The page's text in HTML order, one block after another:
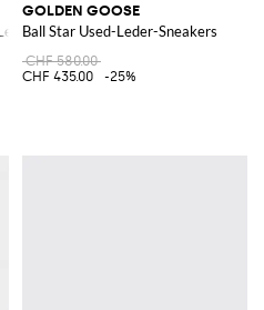
und Glitter mit Used-Effekt
GOLDEN GOOSE
Ball Star Used-Leder-Sneakers
CHF 580.00
CHF 435.00
-25%